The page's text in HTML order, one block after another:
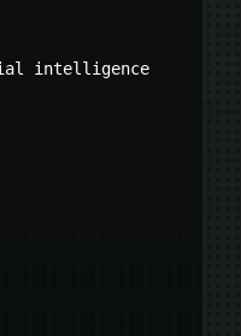
intelligence